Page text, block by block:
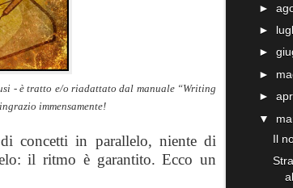
- è tratto e/o riadattato dal manuale “Writing
immensamente!
concetti in parallelo, niente di
il ritmo è garantito. Ecco un
►
►
►
►
►
▼
Il